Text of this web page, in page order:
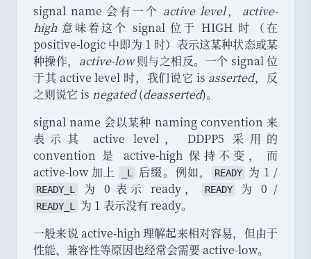
signal name 会有一个 active level，
active-
high 意味着这个 signal 位于 HIGH 时 （在
positive-logic 中即为 1 时） 表示这某种状态或某
种操作， active-low则与之相反。 一个 signal 位
于其 active level 时， 我们说它 is asserted，
反
之则说它 is negated(deasserted)。
signal name 会以某种 naming convention 来
表示其 active level，
DDPP5 采用的
convention 是 active-high 保持不变 ，
而
active-low 加上
_L 后缀。 例如， READY 为 1 /
READY_L 为 0 表示 ready ， READY 为 0 /
READY_L 为 1 表示没有 ready。
一般来说 active-high 理解起来相对容易， 但由于
性能、 兼容性等原因也经常会需要 active-low。